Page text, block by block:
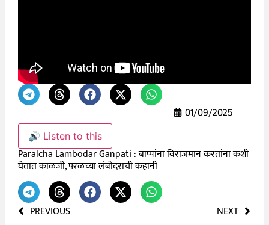
01/09/2025
🔊 Listen to this
Paralcha Lambodar Ganpati : बाप्पांना विराजमान करतांना कशी
घेतात काळजी, परळच्या लंबोदराची कहानी
PREVIOUS NEXT